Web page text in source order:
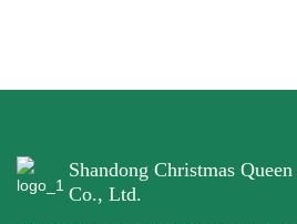
Shandong Christmas
Co., Ltd.